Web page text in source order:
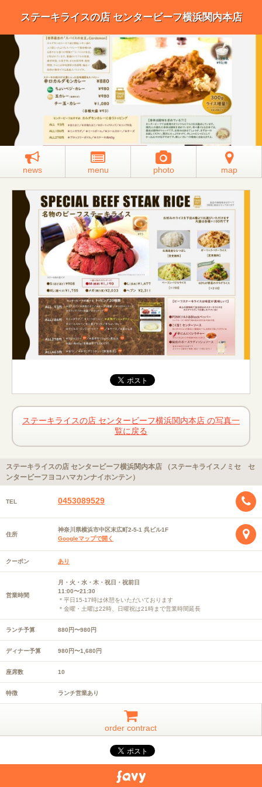
ステーキライスの店 センタービーフ横浜関内本店
news menu photo map
ステーキライスの店 センタービーフ横浜関内本店 の写真一
覧に戻る
ステーキライスの店 センタービーフ横浜関内本店 （ステーキライスノミセ セ
ンタービーフヨコハマカンナイホンテン）
TEL 0453089529
住所
神奈川県横浜市中区末広町2-5-1 呉ビル1F
Googleマップで開く
クーポン あり
営業時間
月・火・水・木・祝日・祝前日
11:00〜21:30
＊平日15-17時は休憩をいただいております
＊金曜・土曜は22時、日曜祝は21時まで営業時間延長
ランチ予算 880円〜980円
ディナー予算 980円〜1,680円
座席数 10
特徴 ランチ営業あり
order contract